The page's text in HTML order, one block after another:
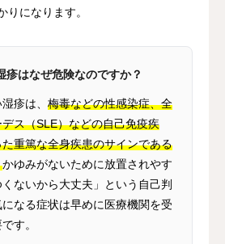
りになります。
疹はなぜ危険なのですか？
疹は、 梅毒などの性感染症、全
ス（SLE）などの自己免疫疾
重篤な全身疾患のサインである
かゆみがないために放置されやす
ないから大丈夫」という自己判
なる症状は早めに医療機関を受
す。